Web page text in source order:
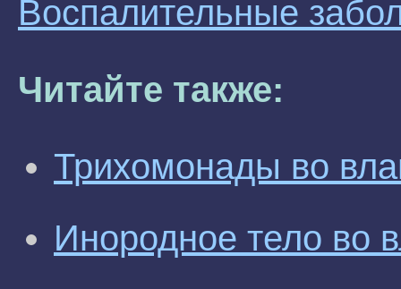
Воспалительные
Читайте также:
Трихомонады во
Инородное тело во